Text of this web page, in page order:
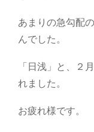
あまりの急勾配
んでした。
「日浅」と、２
れました。
お疲れ様です。